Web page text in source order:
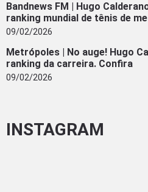
Bandnews FM | Hugo
ranking mundial de tênis de
09/02/2026
Metrópoles | No auge! Hugo
ranking da carreira. Confira
09/02/2026
INSTAGRAM